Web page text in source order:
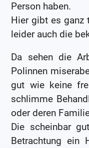
Person haben.
Hier gibt es ganz
leider auch die
Da sehen die
Polinnen
gut wie keine
schlimme
oder deren
Die scheinbar
Betrachtung ein